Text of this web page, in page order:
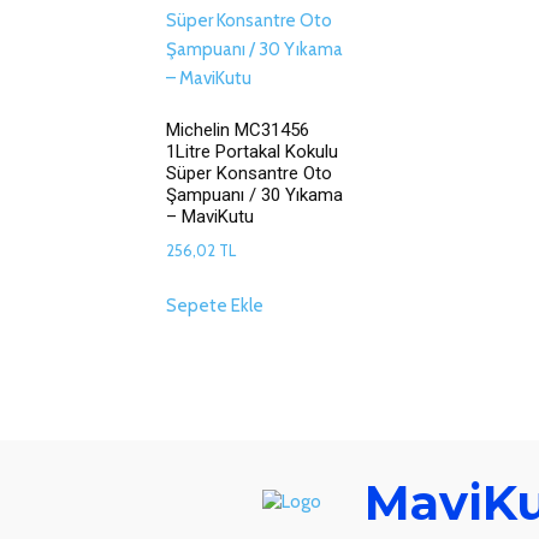
Michelin MC31456
1Litre Portakal Kokulu
Süper Konsantre Oto
Şampuanı / 30 Yıkama
– MaviKutu
256,02 TL
Sepete Ekle